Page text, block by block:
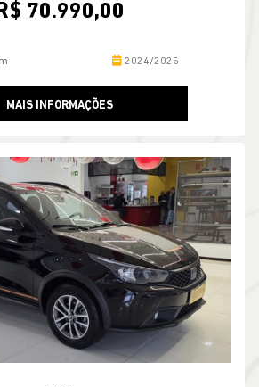
70.990,00
2024/2025
MAIS INFORMAÇÕES